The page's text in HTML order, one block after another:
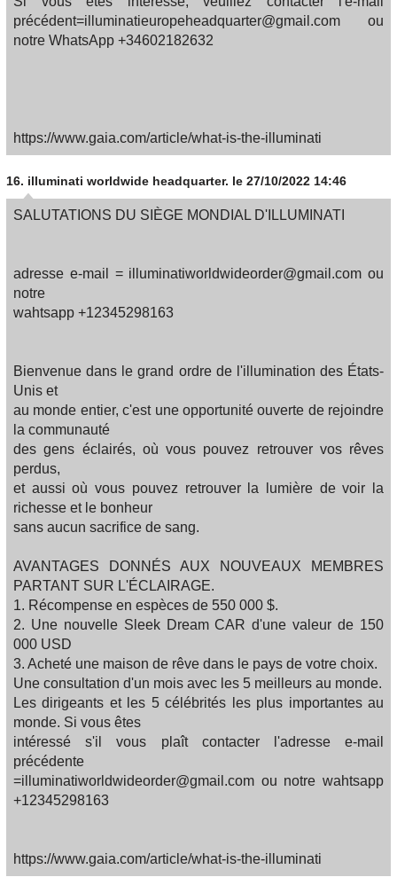
précédent=illuminatieuropeheadquarter@gmail.com ou
notre WhatsApp +34602182632
https://www.gaia.com/article/what-is-the-illuminati
16. illuminati worldwide headquarter. le 27/10/2022 14:46
SALUTATIONS DU SIÈGE MONDIAL D'ILLUMINATI
adresse e-mail = illuminatiworldwideorder@gmail.com ou
notre
wahtsapp +12345298163
Bienvenue dans le grand ordre de l'illumination des États-
Unis et
au monde entier, c'est une opportunité ouverte de rejoindre
la communauté
des gens éclairés, où vous pouvez retrouver vos rêves
perdus,
et aussi où vous pouvez retrouver la lumière de voir la
richesse et le bonheur
sans aucun sacrifice de sang.
AVANTAGES DONNÉS AUX NOUVEAUX MEMBRES
PARTANT SUR L'ÉCLAIRAGE.
1. Récompense en espèces de 550 000 $.
2. Une nouvelle Sleek Dream CAR d'une valeur de 150
000 USD
3. Acheté une maison de rêve dans le pays de votre choix.
Une consultation d'un mois avec les 5 meilleurs au monde.
Les dirigeants et les 5 célébrités les plus importantes au
monde. Si vous êtes
intéressé s'il vous plaît contacter l'adresse e-mail
précédente
=illuminatiworldwideorder@gmail.com ou notre wahtsapp
+12345298163
https://www.gaia.com/article/what-is-the-illuminati